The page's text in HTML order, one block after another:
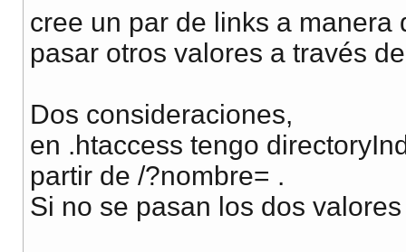
cree un par de links a
pasar otros valores a través
Dos consideraciones,
en .htaccess tengo
partir de /?nombre= .
Si no se pasan los dos